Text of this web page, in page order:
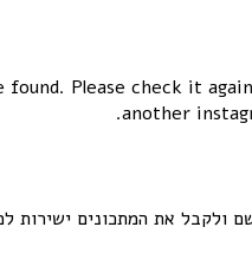
found. Please check it
another
ולקבל את המתכונים ישירות